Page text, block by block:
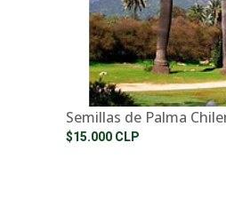
Semillas de Palma
$15.000 CLP